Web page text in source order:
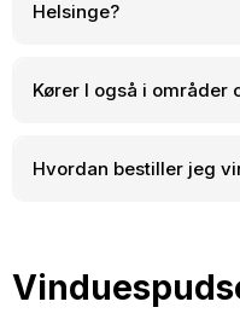
Helsinge?
Kører I også i områder
Frederiksværk Ølsted Hillerød
Hvordan bestiller jeg